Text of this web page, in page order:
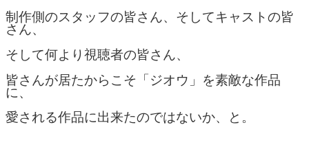
制作側のスタッフの皆さん、そしてキャストの皆
さん、
そして何より視聴者の皆さん、
皆さんが居たからこそ「ジオウ」を素敵な作品
に、
愛される作品に出来たのではないか、と。